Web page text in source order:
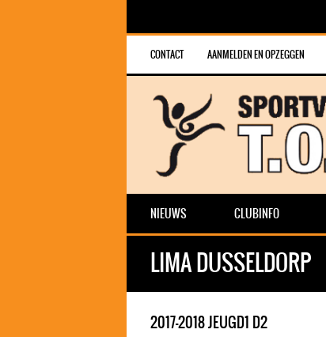
CONTACT AANMELDEN EN OPZEGGEN
NIEUWS CLUBINFO
LIMA DUSSELDORP
2017-2018 JEUGD1 D2